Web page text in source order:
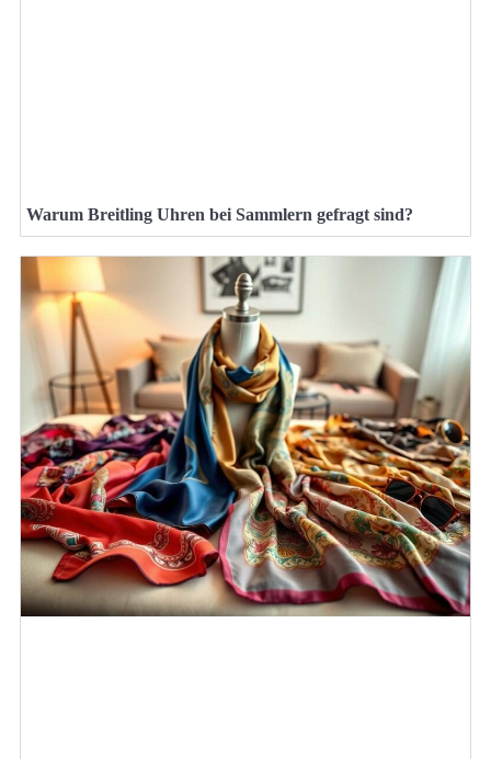
Warum Breitling Uhren bei Sammlern gefragt sind?